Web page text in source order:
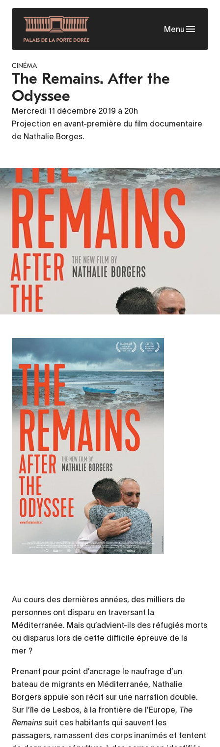
Aller
contenu
principal
Menu
CINÉMA
The Remains. After the
Odyssee
Mercredi 11 décembre 2019 à 20h
Projection en avant-première du film documentaire
de Nathalie Borges.
Contenu
d’origine
Au cours des dernières années, des milliers de
personnes ont disparu en traversant la
Méditerranée. Mais qu’advient-ils des réfugiés morts
ou disparus lors de cette difficile épreuve de la
mer ?
Prenant pour point d’ancrage le naufrage d’un
bateau de migrants en Méditerranée, Nathalie
Borgers appuie son récit sur une narration double.
Sur l’île de Lesbos, à la frontière de l’Europe, The
Remains suit ces habitants qui sauvent les
passagers, ramassent des corps inanimés et tentent